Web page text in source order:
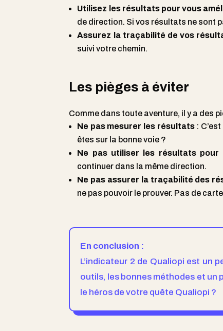
Utilisez les résultats pour vous
de direction. Si vos résultats ne sont
Assurez la traçabilité de vos
suivi votre chemin.
Les pièges à éviter
Comme dans toute aventure, il y a des
Ne pas mesurer les résultats:
êtes sur la bonne voie ?
Ne pas utiliser les résultats pour
continuer dans la même direction.
Ne pas assurer la traçabilité des
ne pas pouvoir le prouver. Pas de
En conclusion :
L’indicateur 2 de Qualiopi est un
outils, les bonnes méthodes et un
le héros de votre quête Qualiopi ?